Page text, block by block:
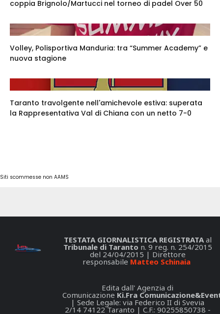
coppia Brignolo/Martucci nel torneo di padel Over 50
Volley, Polisportiva Manduria: tra “Summer Academy” e
nuova stagione
Taranto travolgente nell'amichevole estiva: superata
la Rappresentativa Val di Chiana con un netto 7-0
Siti scommesse non AAMS
TESTATA GIORNALISTICA REGISTRATAal
Tribunale di Taranto n. 9 reg. n. 254/2015
del 24/04/2015 | Direttore
responsabile Matteo Schinaia
Edita dall' Agenzia di
Comunicazione Ki.Fra
| Sede Legale: via Federico II di Svevia
2/14 74122 Taranto | C.F.: 90255850738 -